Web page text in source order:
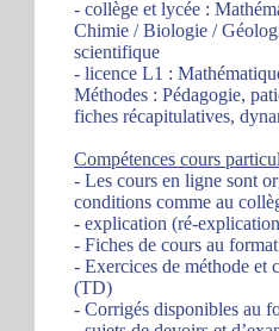
- collège et lycée :
Chimie / Biologie /
scientifique
- licence L1 :
Méthodes : Pédagogie,
fiches récapitulatives,
Compétences cours
- Les cours en ligne sont
conditions comme au
- explication (ré-
- Fiches de cours au
- Exercices de méthode et
(TD)
- Corrigés disponibles au